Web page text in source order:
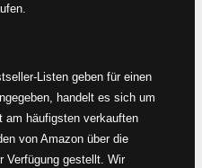
Listen geben für einen
handelt es sich um
am häufigsten verkauften
von Amazon über die
Verfügung gestellt. Wir